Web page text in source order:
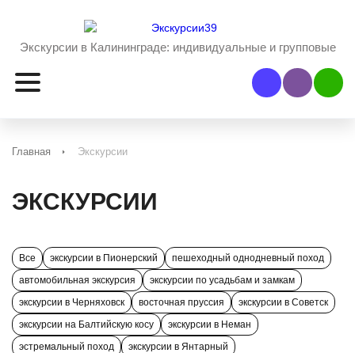
Экскурсии в Калининграде: индивидуальные и групповые
Наш ViberНаш
Главная Экскурсии
ЭКСКУРСИИ
Все экскурсии в Пионерский
пешеходный однодневный поход
автомобильная экскурсия
экскурсии по усадьбам и замкам
экскурсии в Черняховск
восточная пруссия
экскурсии в Советск
экскурсии на Балтийскую косу
экскурсии в Неман
эстремальный поход
экскурсии в Янтарный